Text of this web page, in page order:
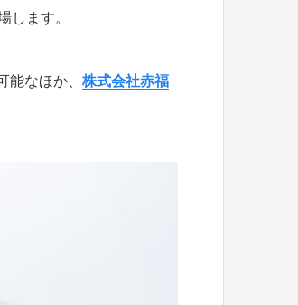
します。
なほか、 株式会社赤福